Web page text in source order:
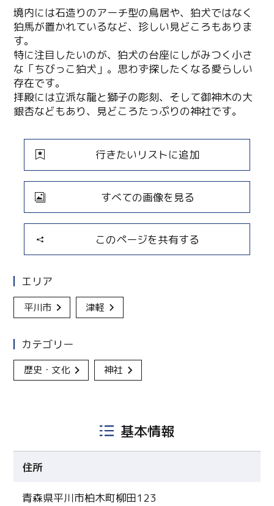
境内には石造りのアーチ型の鳥居や、狛犬ではなく
狛馬が置かれているなど、珍しい見どころもありま
す。
特に注目したいのが、狛犬の台座にしがみつく小さ
な「ちびっこ狛犬」。思わず探したくなる愛らしい
存在です。
拝殿には立派な龍と獅子の彫刻、そして御神木の大
銀杏などもあり、見どころたっぷりの神社です。
行きたいリストに追加
すべての画像を見る
このページを共有する
エリア
平川市 津軽
カテゴリー
歴史・文化 神社
基本情報
住所
青森県平川市柏木町柳田123